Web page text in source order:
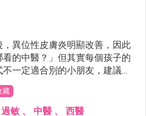
異位性皮膚炎明顯改善，因此
的中醫？」但其實每個孩子的
一定適合別的小朋友，建議家
出最好的醫療處置喔！
藏
過敏 、 中醫 、 西醫